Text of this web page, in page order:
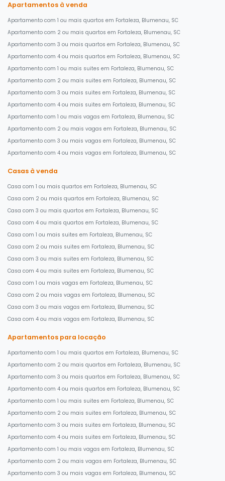
Apartamentos à venda
Apartamento com 1 ou mais quartos em Fortaleza, Blumenau, SC
Apartamento com 2 ou mais quartos em Fortaleza, Blumenau, SC
Apartamento com 3 ou mais quartos em Fortaleza, Blumenau, SC
Apartamento com 4 ou mais quartos em Fortaleza, Blumenau, SC
Apartamento com 1 ou mais suites em Fortaleza, Blumenau, SC
Apartamento com 2 ou mais suites em Fortaleza, Blumenau, SC
Apartamento com 3 ou mais suites em Fortaleza, Blumenau, SC
Apartamento com 4 ou mais suites em Fortaleza, Blumenau, SC
Apartamento com 1 ou mais vagas em Fortaleza, Blumenau, SC
Apartamento com 2 ou mais vagas em Fortaleza, Blumenau, SC
Apartamento com 3 ou mais vagas em Fortaleza, Blumenau, SC
Apartamento com 4 ou mais vagas em Fortaleza, Blumenau, SC
Casas à venda
Casa com 1 ou mais quartos em Fortaleza, Blumenau, SC
Casa com 2 ou mais quartos em Fortaleza, Blumenau, SC
Casa com 3 ou mais quartos em Fortaleza, Blumenau, SC
Casa com 4 ou mais quartos em Fortaleza, Blumenau, SC
Casa com 1 ou mais suites em Fortaleza, Blumenau, SC
Casa com 2 ou mais suites em Fortaleza, Blumenau, SC
Casa com 3 ou mais suites em Fortaleza, Blumenau, SC
Casa com 4 ou mais suites em Fortaleza, Blumenau, SC
Casa com 1 ou mais vagas em Fortaleza, Blumenau, SC
Casa com 2 ou mais vagas em Fortaleza, Blumenau, SC
Casa com 3 ou mais vagas em Fortaleza, Blumenau, SC
Casa com 4 ou mais vagas em Fortaleza, Blumenau, SC
Apartamentos para locação
Apartamento com 1 ou mais quartos em Fortaleza, Blumenau, SC
Apartamento com 2 ou mais quartos em Fortaleza, Blumenau, SC
Apartamento com 3 ou mais quartos em Fortaleza, Blumenau, SC
Apartamento com 4 ou mais quartos em Fortaleza, Blumenau, SC
Apartamento com 1 ou mais suites em Fortaleza, Blumenau, SC
Apartamento com 2 ou mais suites em Fortaleza, Blumenau, SC
Apartamento com 3 ou mais suites em Fortaleza, Blumenau, SC
Apartamento com 4 ou mais suites em Fortaleza, Blumenau, SC
Apartamento com 1 ou mais vagas em Fortaleza, Blumenau, SC
Apartamento com 2 ou mais vagas em Fortaleza, Blumenau, SC
Apartamento com 3 ou mais vagas em Fortaleza, Blumenau, SC